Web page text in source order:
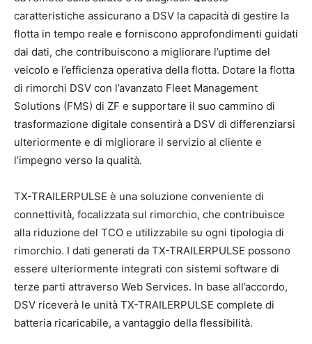
caratteristiche assicurano a DSV la capacità di gestire la
flotta in tempo reale e forniscono approfondimenti guidati
dai dati, che contribuiscono a migliorare l’uptime del
veicolo e l’efficienza operativa della flotta. Dotare la flotta
di rimorchi DSV con l’avanzato Fleet Management
Solutions (FMS) di ZF e supportare il suo cammino di
trasformazione digitale consentirà a DSV di differenziarsi
ulteriormente e di migliorare il servizio al cliente e
l’impegno verso la qualità.
TX-TRAILERPULSE è una soluzione conveniente di
connettività, focalizzata sul rimorchio, che contribuisce
alla riduzione del TCO e utilizzabile su ogni tipologia di
rimorchio. I dati generati da TX-TRAILERPULSE possono
essere ulteriormente integrati con sistemi software di
terze parti attraverso Web Services. In base all’accordo,
DSV riceverà le unità TX-TRAILERPULSE complete di
batteria ricaricabile, a vantaggio della flessibilità.